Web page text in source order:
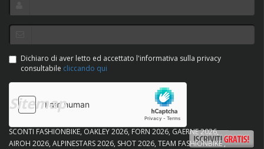
Dichiaro di aver letto ed accettato l'informativa sulla privacy
consultabile cliccando qui
Sitemap
SCONTI FASHIONBIKE OAKLEY 2026 FORN 2026 GAERNE 2026
AIROH 2026 ALPINESTARS 2026 SHOT 2026 TEAM FASHIONBIKE